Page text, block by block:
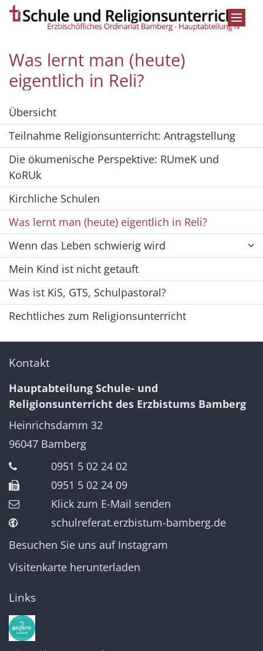
Zum Inhalt springen
Was lernt man (heute)
eigentlich in Reli?
Übersicht
Teilnahme Religionsunterricht: Antragstellung
Die ökumenische Perspektive: RUmeK und
KoRUk
Kirchliche Schulen
Was lernt man (heute) eigentlich in Reli?
Wenn das Leben schwierig wird
Mein Kind ist nicht getauft
Was ist KiS, GTS, Schulpastoral?
Rechtliches zum Religionsunterricht
Kontakt
Hauptabteilung Schule- und
Religionsunterricht des Erzbistums Bamberg
Heinrichsdamm 32
96047 Bamberg
0951 5 02 24 02
0951 5 02 24 09
Klick zum E-Mail senden
schulreferat.erzbistum-bamberg.de
Besuchen Sie uns auf Instagram
Visitenkarte herunterladen
Links